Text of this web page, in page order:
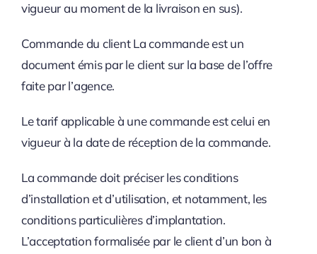
vigueur au moment de la livraison en sus).
Commande du client La commande est un
document émis par le client sur la base de l’offre
faite par l’agence.
Le tarif applicable à une commande est celui en
vigueur à la date de réception de la commande.
La commande doit préciser les conditions
d’installation et d’utilisation, et notamment, les
conditions particulières d’implantation.
L’acceptation formalisée par le client d’un bon à